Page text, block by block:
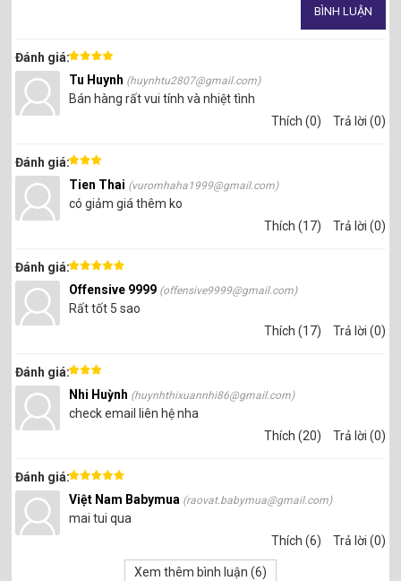
Tấm Nhựa PVC Trong Suốt Dày 1.5mm x 90cm x 183cm.
=>> Bảng Giá Cuộn Nhựa PVC Trong Cứng Loại Mỏng
=>>
Bảng Giá Màng Nhựa PVC Dẻo Trong Suốt
Đánh giá:
Tu Huynh (huynhtu2807@gmail.com)
Bán hàng rất vui tính và nhiệt tình
Thích (0)
Trả lời (0)
Đánh giá:
Tien Thai (vuromhaha1999@gmail.com)
có giảm giá thêm ko
Thích (17)
Trả lời (0)
Đánh giá:
Offensive 9999 (offensive9999@gmail.com)
Rất tốt 5 sao
Thích (17)
Trả lời (0)
Đánh giá:
Nhi Huỳnh (huynhthixuannhi86@gmail.com)
check email liên hệ nha
Thích (20)
Trả lời (0)
Đánh giá:
Việt Nam Babymua (raovat.babymua@gmail.com)
mai tui qua
Thích (6)
Trả lời (0)
Xem thêm bình luận (6)